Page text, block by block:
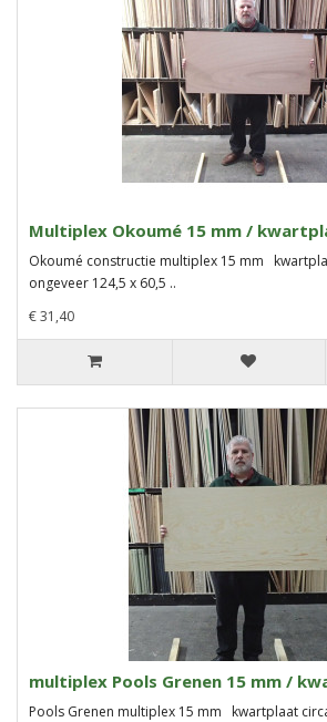
Multiplex Okoumé 15 mm /
Okoumé constructie multiplex 15 mm
ongeveer 124,5 x 60,5 ..
€ 31,40
multiplex Pools Grenen 15 mm /
Pools Grenen multiplex 15 mm kwartplaat